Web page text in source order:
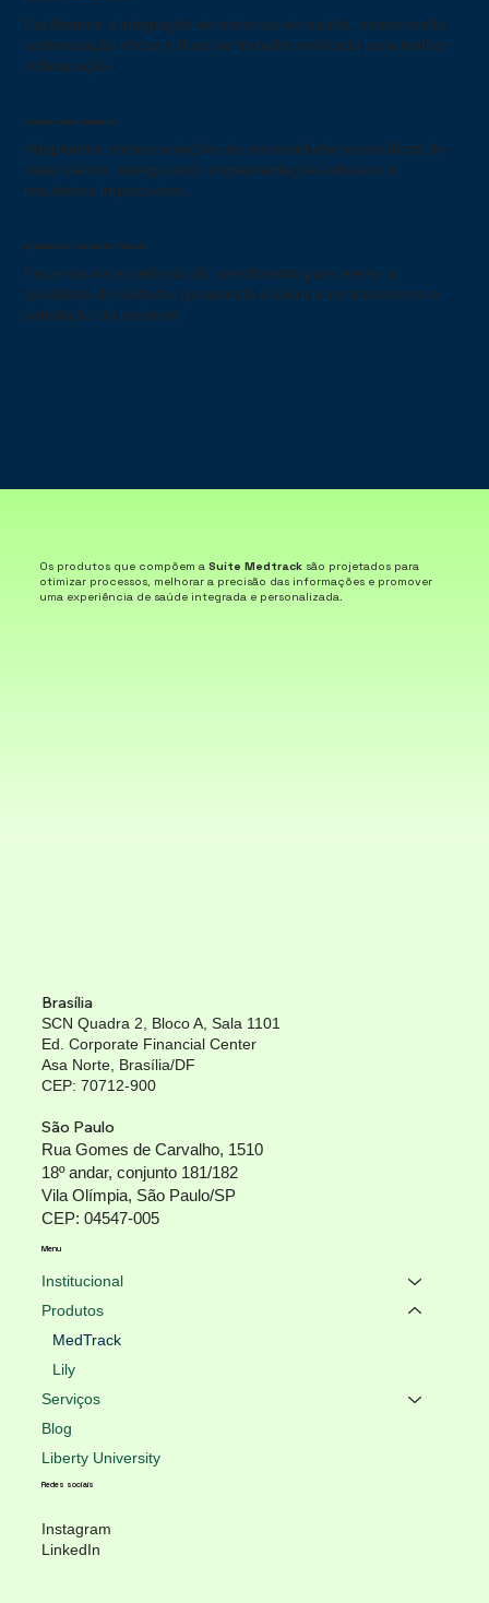
Facilitamos a integração de sistemas de saúde, promovendo
comunicação eficaz e fluxo de trabalho unificado para melhor
colaboração.
Adaptamos nossas soluções às necessidades específicas de
cada cliente, assegurando implementações eficazes e
resultados impactantes.
Soluções Personalizadas
Focamos na excelência do atendimento para elevar a
qualidade do cuidado, garantindo eficiência no tratamento e
satisfação do paciente.
Qualidade no Cuidado do Paciente
Os produtos que compõem a Suíte Medtracksão projetados para
otimizar processos, melhorar a precisão das informações e promover
uma experiência de saúde integrada e personalizada.
Brasília
SCN Quadra 2, Bloco A, Sala 1101
Ed. Corporate Financial Center
Asa Norte, Brasília/DF
CEP: 70712-900
São Paulo
Rua Gomes de Carvalho, 1510
18º andar, conjunto 181/182
Vila Olímpia, São Paulo/SP
CEP: 04547-005
Instagram
LinkedIn
Redes sociais
Institucional
Produtos
MedTrack
Lily
Serviços
Blog
Liberty University
Menu